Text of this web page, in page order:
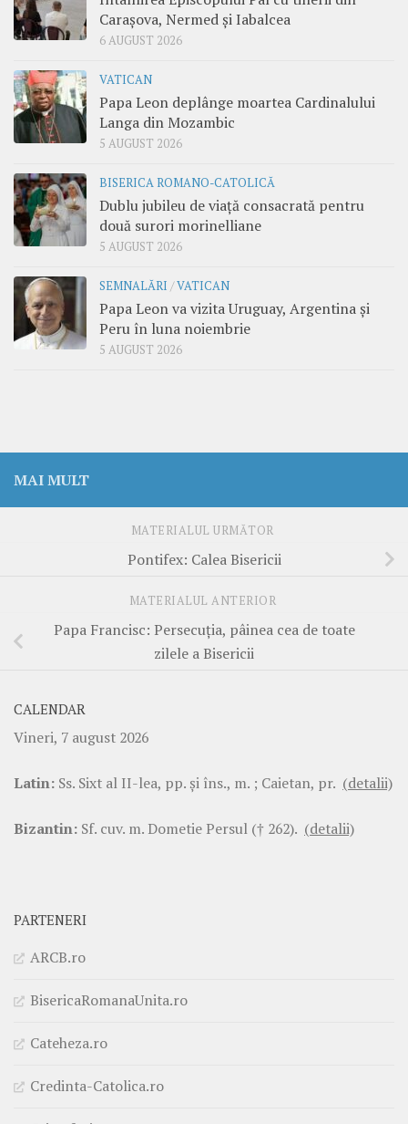
Carașova, Nermed și Iabalcea
6 AUGUST 2026
VATICAN
Papa Leon deplânge moartea Cardinalului
Langa din Mozambic
5 AUGUST 2026
BISERICA ROMANO-CATOLICĂ
Dublu jubileu de viață consacrată pentru
două surori morinelliane
5 AUGUST 2026
SEMNALĂRI /VATICAN
Papa Leon va vizita Uruguay, Argentina și
Peru în luna noiembrie
5 AUGUST 2026
MAI MULT
MATERIALUL URMĂTOR
Pontifex: Calea Bisericii
MATERIALUL ANTERIOR
Papa Francisc: Persecuția, pâinea cea de toate
zilele a Bisericii
CALENDAR
Vineri, 7 august 2026
Latin: Ss. Sixt al II-lea, pp. şi îns., m. ; Caietan, pr. (detalii)
Bizantin: Sf. cuv. m. Dometie Persul († 262). (detalii)
PARTENERI
ARCB.ro
BisericaRomanaUnita.ro
Cateheza.ro
Credinta-Catolica.ro